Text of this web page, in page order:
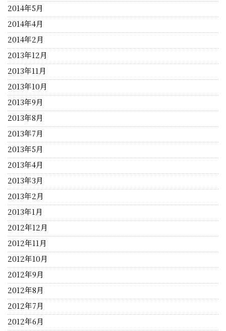
2014年5月
2014年4月
2014年2月
2013年12月
2013年11月
2013年10月
2013年9月
2013年8月
2013年7月
2013年5月
2013年4月
2013年3月
2013年2月
2013年1月
2012年12月
2012年11月
2012年10月
2012年9月
2012年8月
2012年7月
2012年6月